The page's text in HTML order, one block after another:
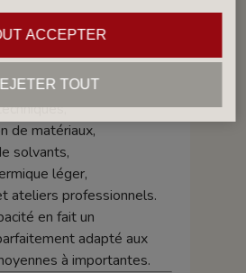
en céramique ou terre
pièces industrielles,
de matériaux,
solvants,
léger,
ateliers professionnels.
en fait un
adapté aux
à importantes.
TOUT
ACCEPTER